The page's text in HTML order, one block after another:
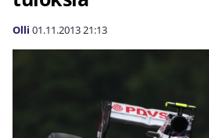
Olli 01.11.201321:13